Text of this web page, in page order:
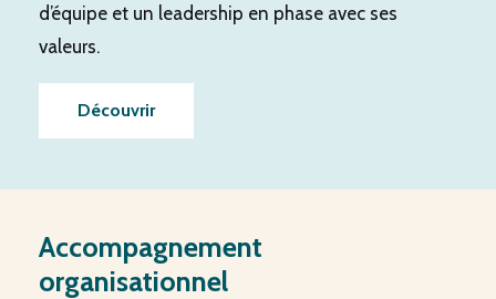
d’équipe et un leadership en phase avec ses
valeurs.
Découvrir
Accompagnement
organisationnel